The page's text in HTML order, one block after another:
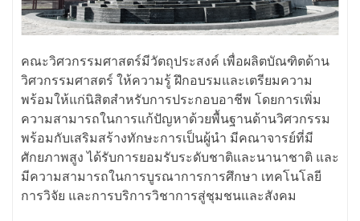
คณะวิศวกรรมศาสตร์มีวัตถุประสงค์ เพื่อผลิตบัณฑิตด้าน
วิศวกรรมศาสตร์ ให้ความรู้ ฝึกอบรมและเตรียมความ
พร้อมให้แก่นิสิตสำหรับการประกอบอาชีพ โดยการเพิ่ม
ความสามารถในการแก้ปัญหาด้วยพื้นฐานด้านวิศวกรรม
พร้อมกับเสริมสร้างทักษะการเป็นผู้นำ มีคณาจารย์ที่มี
ศักยภาพสูง ได้รับการยอมรับระดับชาติและนานาชาติ และ
มีความสามารถในการบูรณาการการศึกษา เทคโนโลยี
การวิจัย และการบริการวิชาการสู่ชุมชนและสังคม